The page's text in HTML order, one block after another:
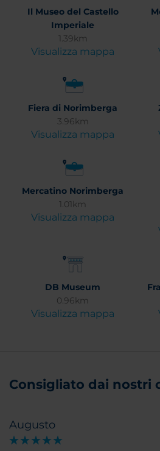
Il Museo del Castello
Imperiale
1.39km
Visualizza mappa
Fiera di Norimberga
3.96km
Visualizza mappa
Mercatino Norimberga
1.01km
Visualizza mappa
DB Museum
0.96km
Visualizza mappa
Consigliato dai nostri
Augusto